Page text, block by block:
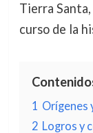
Tierra
curso de la
1 Orígenes
2 Logros y